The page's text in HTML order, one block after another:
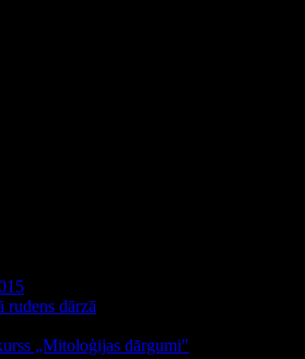
rudens dārzā
„Mitoloģijas dārgumi"